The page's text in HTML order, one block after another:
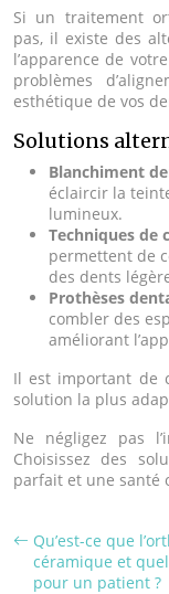
Si un traitement
pas, il existe des
l’apparence de
problèmes
esthétique de vos
Solutions
Blanchiment
éclaircir la
lumineux.
Techniques de
permettent de
des dents
Prothèses
combler des
améliorant
Il est important de
solution la plus
Ne négligez pas
Choisissez des
parfait et une santé
Qu’est-ce que
céramique et
pour un patient ?